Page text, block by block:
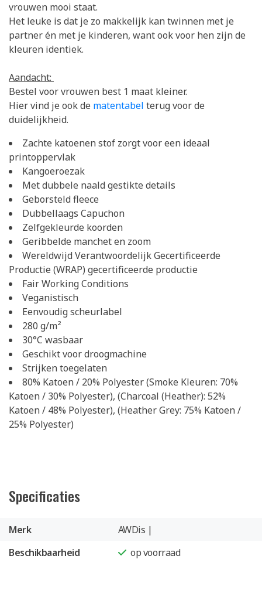
vrouwen mooi staat.
Het leuke is dat je zo makkelijk kan twinnen met je
partner én met je kinderen, want ook voor hen zijn de
kleuren identiek.
Aandacht:
Bestel voor vrouwen best 1 maat kleiner.
Hier vind je ook de matentabel terug voor de
duidelijkheid.
Zachte katoenen stof zorgt voor een ideaal
printoppervlak
Kangoeroezak
Met dubbele naald gestikte details
Geborsteld fleece
Dubbellaags Capuchon
Zelfgekleurde koorden
Geribbelde manchet en zoom
Wereldwijd Verantwoordelijk Gecertificeerde
Productie (WRAP) gecertificeerde productie
Fair Working Conditions
Veganistisch
Eenvoudig scheurlabel
280 g/m²
30°C wasbaar
Geschikt voor droogmachine
Strijken toegelaten
80% Katoen / 20% Polyester (Smoke Kleuren: 70%
Katoen / 30% Polyester), (Charcoal (Heather): 52%
Katoen / 48% Polyester), (Heather Grey: 75% Katoen /
25% Polyester)
Specificaties
Merk
AWDis |
Beschikbaarheid
op voorraad